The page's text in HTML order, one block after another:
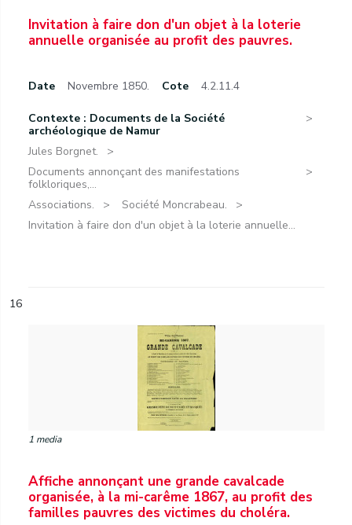
Invitation à faire don d'un objet à la loterie
annuelle organisée au profit des pauvres.
Date Novembre 1850. Cote 4.2.11.4
Contexte : Documents de la Société
archéologique de Namur
Jules Borgnet.
Documents annonçant des manifestations
folkloriques,...
Associations.
Société Moncrabeau.
Invitation à faire don d'un objet à la loterie annuelle...
16
1 media
Affiche annonçant une grande cavalcade
organisée, à la mi-carême 1867, au profit des
familles pauvres des victimes du choléra.